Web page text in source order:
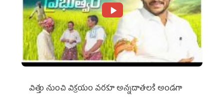
విత్తు నుంచి విక్రయం వరకూ అన్నదాతలకి అండగా